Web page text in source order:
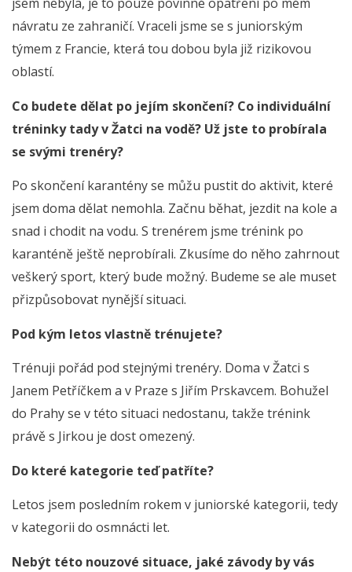
návratu ze zahraničí. Vraceli jsme se s juniorským
týmem z Francie, která tou dobou byla již rizikovou
oblastí.
Co budete dělat po jejím skončení? Co individuální
tréninky tady v Žatci na vodě? Už jste to probírala
se svými trenéry?
Po skončení karantény se můžu pustit do aktivit, které
jsem doma dělat nemohla. Začnu běhat, jezdit na kole a
snad i chodit na vodu. S trenérem jsme trénink po
karanténě ještě neprobírali. Zkusíme do něho zahrnout
veškerý sport, který bude možný. Budeme se ale muset
přizpůsobovat nynější situaci.
Pod kým letos vlastně trénujete?
Trénuji pořád pod stejnými trenéry. Doma v Žatci s
Janem Petříčkem a v Praze s Jiřím Prskavcem. Bohužel
do Prahy se v této situaci nedostanu, takže trénink
právě s Jirkou je dost omezený.
Do které kategorie teď patříte?
Letos jsem posledním rokem v juniorské kategorii, tedy
v kategorii do osmnácti let.
Nebýt této nouzové situace, jaké závody by vás